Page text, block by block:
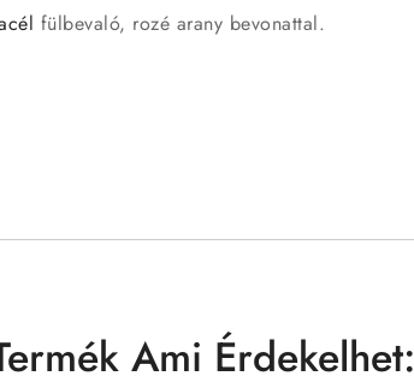
fülbevaló, rozé arany bevonattal.
Ami Érdekelhet: